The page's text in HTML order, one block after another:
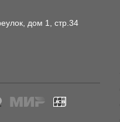
дом 1, стр.34